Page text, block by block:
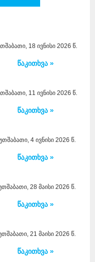
18 ივნისი 2026 წ.
წაკითხვა »
11 ივნისი 2026 წ.
წაკითხვა »
4 ივნისი 2026 წ.
წაკითხვა »
28 მაისი 2026 წ.
წაკითხვა »
21 მაისი 2026 წ.
წაკითხვა »